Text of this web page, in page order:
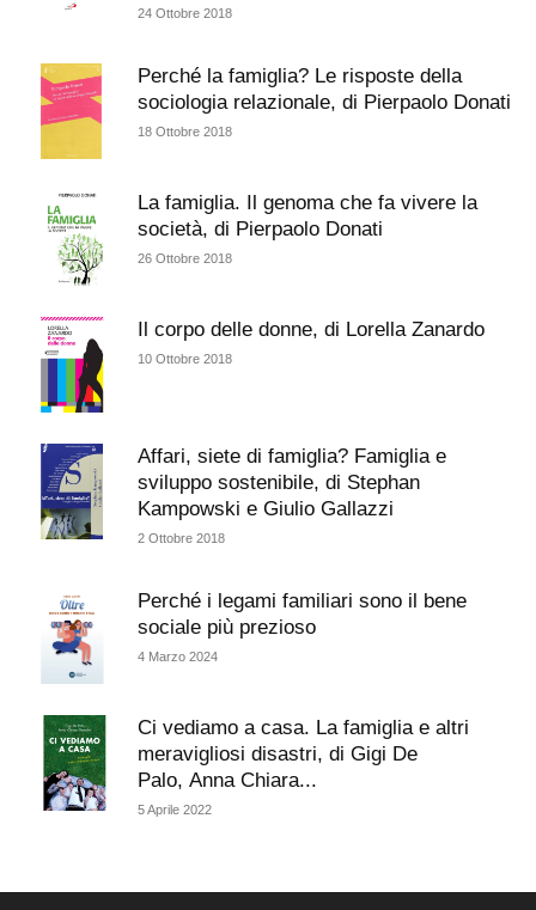
24 Ottobre 2018
Perché la famiglia? Le risposte della
sociologia relazionale, di Pierpaolo Donati
18 Ottobre 2018
La famiglia. Il genoma che fa vivere la
società, di Pierpaolo Donati
26 Ottobre 2018
Il corpo delle donne, di Lorella Zanardo
10 Ottobre 2018
Affari, siete di famiglia? Famiglia e
sviluppo sostenibile, di Stephan
Kampowski e Giulio Gallazzi
2 Ottobre 2018
Perché i legami familiari sono il bene
sociale più prezioso
4 Marzo 2024
Ci vediamo a casa. La famiglia e altri
meravigliosi disastri, di Gigi De
Palo, Anna Chiara...
5 Aprile 2022